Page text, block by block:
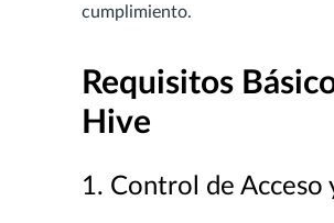
cumplimiento.
Requisitos
Hive
1. Control de Acceso